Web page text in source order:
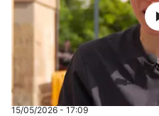
15/05/2026 - 17:09